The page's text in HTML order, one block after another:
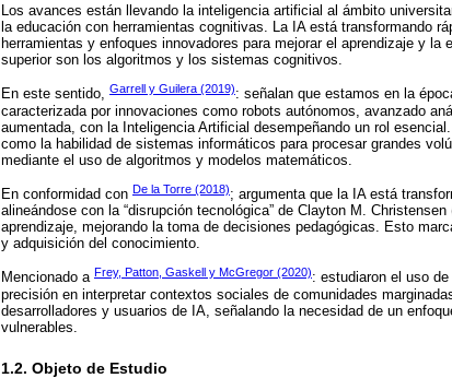
Los avances están llevando la inteligencia artificial al ámbito
la educación con herramientas cognitivas. La IA está transformando
herramientas y enfoques innovadores para mejorar el aprendizaje y
superior son los algoritmos y los sistemas cognitivos.
En este sentido, Garrell y Guilera (2019): señalan que estamos en la
caracterizada por innovaciones como robots autónomos, avanzado
aumentada, con la Inteligencia Artificial desempeñando un rol
como la habilidad de sistemas informáticos para procesar grandes
mediante el uso de algoritmos y modelos matemáticos.
En conformidad con De la Torre (2018); argumenta que la IA está
alineándose con la “disrupción tecnológica” de Clayton M.
aprendizaje, mejorando la toma de decisiones pedagógicas. Esto
y adquisición del conocimiento.
Mencionado a Frey, Patton, Gaskell y McGregor (2020): estudiaron el uso
precisión en interpretar contextos sociales de comunidades
desarrolladores y usuarios de IA, señalando la necesidad de un
vulnerables.
1.2. Objeto de Estudio